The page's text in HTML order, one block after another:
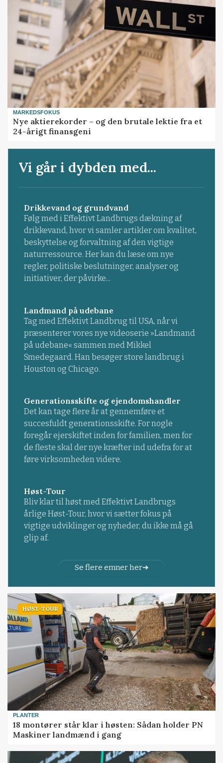
MARKEDSFOKUS
Nye aktierekorder – og den brutale lektie fra et
24-årigt finansgeni
Vi går i dybden med...
Drikkevand og grundvand
Følg med i Effektivt Landbrugs dækning af
drikkevand, hvor vi samler artikler om kvalitet,
beskyttelse og forvaltning af den vigtige
naturressource. Her kan du læse om nye
regler, politiske beslutninger, analyser og
initiativer, der påvirke...
Landmand på udebane
Tag med Effektivt Landbrug til USA, når vi
præsenterer vores nye videoserie »Landmand
på udebane« sammen med Mikkel
Smedegaard. Han besøger store landbrug i
Houston og Chicago.
Generationsskifte og ejendomshandler
Det kan tage flere år at gennemføre et
succesfuldt generationsskifte. For nogle
foregår ejerskiftet inden for familien, men for
de fleste skal der nye kræfter ind udefra for at
føre virksomheden videre.
Høst-Tour
Bliv klar til høst med Effektivt Landbrugs
årlige Høst-Tour, hvor vi sætter fokus på
vigtige udviklinger og nyheder, du ikke må gå
glip af.
Se flere emner her
HØST-TOUR
PLANTER
18 montører står klar i høsten: Sådan holder PN
Maskiner landmænd i gang